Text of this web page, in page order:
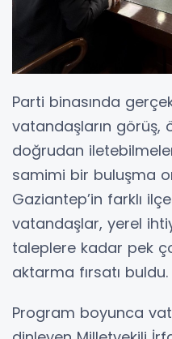
Parti binasında
vatandaşların görüş,
doğrudan
samimi bir buluşma
Gaziantep’in farklı
vatandaşlar, yerel
taleplere kadar pek
aktarma fırsatı buldu.
Program boyunca